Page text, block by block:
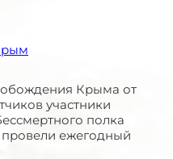
Крыма от
участники
полка
ежегодный